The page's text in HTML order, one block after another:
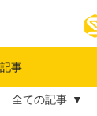
記事
全ての記事